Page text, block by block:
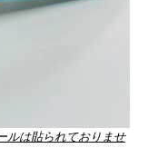
ルは貼られておりませ